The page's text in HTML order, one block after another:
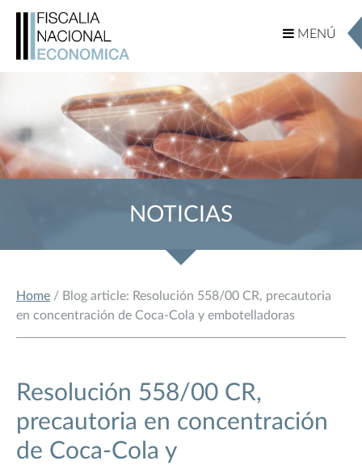
MENÚ
MENÚ
NOTICIAS
Home / Blog article: Resolución 558/00 CR, precautoria
en concentración de Coca-Cola y embotelladoras
Resolución 558/00 CR,
precautoria en concentración
de Coca-Cola y